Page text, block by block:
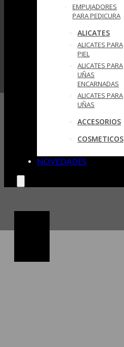
EMPUJADORES
PARA PEDICURA
ALICATES
ALICATES PARA
PIEL
ALICATES PARA
UÑAS
ENCARNADAS
ALICATES PARA
UÑAS
ACCESORIOS
COSMETICOS
NOVEDADES